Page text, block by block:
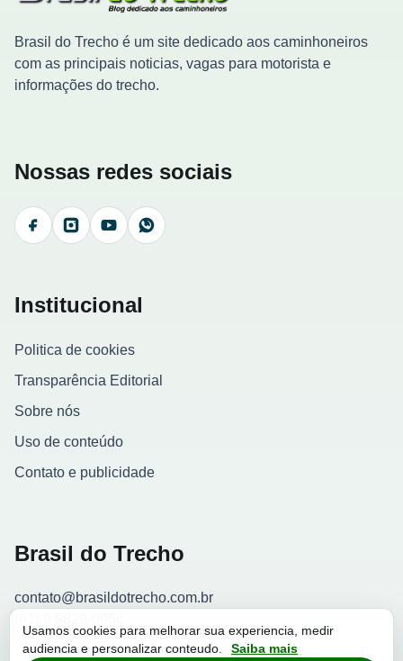
Brasil do Trecho é um site dedicado aos caminhoneiros
com as principais noticias, vagas para motorista e
informações do trecho.
Nossas redes sociais
FacebookInstagramYouTubeWhatsApp
Institucional
Politica de cookies
Transparência Editorial
Sobre nós
Uso de conteúdo
Contato e publicidade
Brasil do Trecho
contato@brasildotrecho.com.br
Contador de visitantes
Usamos cookies para melhorar sua experiencia, medir
audiencia e personalizar conteudo.
Saiba mais